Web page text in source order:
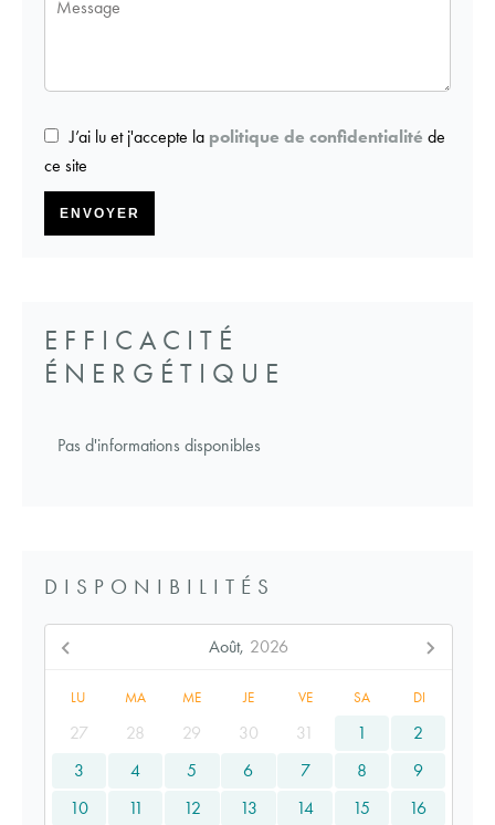
J’ai lu et j'accepte la politique de confidentialité de
ce site
ENVOYER
EFFICACITÉ
ÉNERGÉTIQUE
Pas d'informations disponibles
DISPONIBILITÉS
Août, 2026
LU MA ME JE VE SA DI
27 28 29 30 31 1
2
3
4 5 6 7 8
9
10
11 12 13 14 15
16